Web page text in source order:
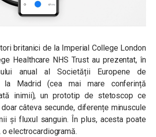
britanici de la Imperial College London
Healthcare NHS Trust au prezentat, în
anual al Societății Europene de
la Madrid (cea mai mare conferință
inimii), un prototip de stetoscop ce
câteva secunde, diferențe minuscule
și fluxul sanguin. În plus, acesta poate
electrocardiogramă.